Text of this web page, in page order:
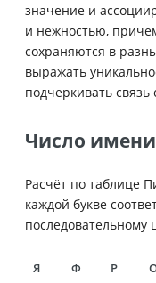
значение и
и нежностью,
сохраняются в
выражать
подчеркивать
Число
Расчёт по таблице
каждой букве
последовательному
Я Ф Р